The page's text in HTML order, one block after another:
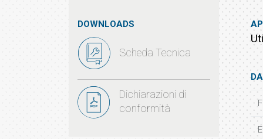
DOWNLOADS
Scheda Tecnica
Dichiarazioni di
conformità